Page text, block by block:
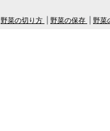
野菜の切り方 野菜の保存 野菜